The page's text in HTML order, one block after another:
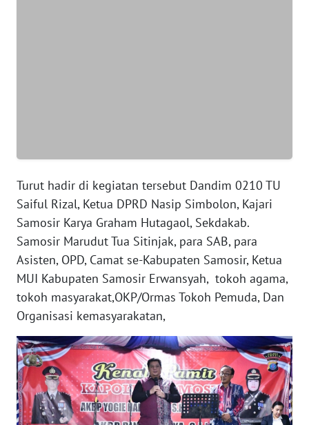
Turut hadir di kegiatan tersebut Dandim 0210 TU
Saiful Rizal, Ketua DPRD Nasip Simbolon, Kajari
Samosir Karya Graham Hutagaol, Sekdakab.
Samosir Marudut Tua Sitinjak, para SAB, para
Asisten, OPD, Camat se-Kabupaten Samosir, Ketua
MUI Kabupaten Samosir Erwansyah, tokoh agama,
tokoh masyarakat,OKP/Ormas Tokoh Pemuda, Dan
Organisasi kemasyarakatan,
SULTENG
SULBAR
WN
BABEL
WN
SUMBAR
WN
SUMSEL
WN
BENGKULU